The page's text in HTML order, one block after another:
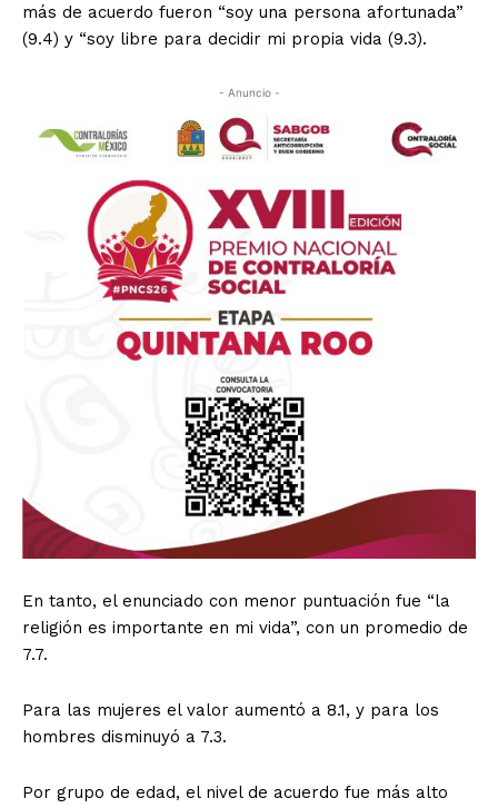
más de acuerdo fueron “soy una persona afortunada”
(9.4) y “soy libre para decidir mi propia vida (9.3).
- Anuncio -
En tanto, el enunciado con menor puntuación fue “la
religión es importante en mi vida”, con un promedio de
7.7.
Para las mujeres el valor aumentó a 8.1, y para los
hombres disminuyó a 7.3.
Por grupo de edad, el nivel de acuerdo fue más alto